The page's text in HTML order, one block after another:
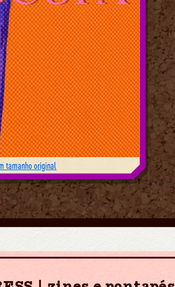
tamanho original